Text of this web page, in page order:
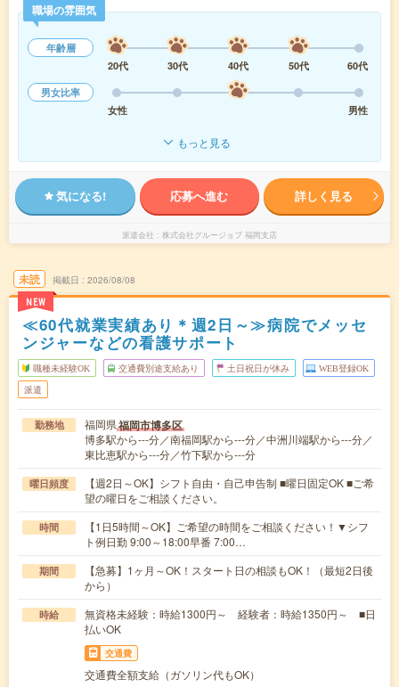
職場の雰囲気
年齢層
20代
30代 40代 50代
60代
男女比率
女性
男性
もっと見る
気になる! 応募へ進む 詳しく見る
派遣会社 株式会社グルージョブ 福岡支店
未読
NEW
掲載日 2026/08/08
≪60代就業実績あり＊週2日～≫病院でメッセ
ンジャーなどの看護サポート
職種未経験OK 交通費別途支給あり 土日祝日が休み WEB登録OK
派遣
勤務地 福岡県福岡市博多区
博多駅から---分／南福岡駅から---分／中洲川端駅から---分／
東比恵駅から---分／竹下駅から---分
曜日頻度
【週2日～OK】シフト自由・自己申告制 ■曜日固定OK ■ご希
望の曜日をご相談ください。
時間
【1日5時間～OK】ご希望の時間をご相談ください！▼シフ
ト例日勤 9:00～18:00早番 7:00…
期間
【急募】1ヶ月～OK！スタート日の相談もOK！（最短2日後
から）
時給
無資格未経験：時給1300円～ 経験者：時給1350円～ ■日
払いOK
交通費
交通費全額支給（ガソリン代もOK）